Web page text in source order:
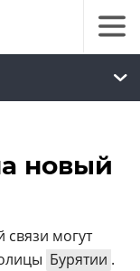
новый
могут
Бурятии .